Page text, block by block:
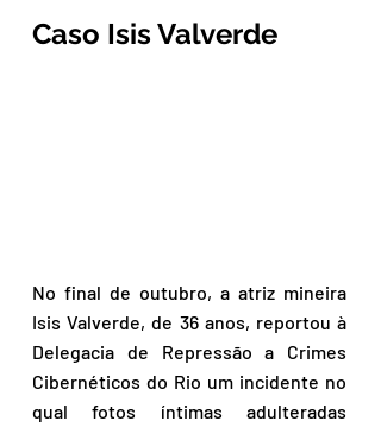
Caso Isis Valverde
No final de outubro, a atriz mineira
Isis Valverde, de 36 anos, reportou à
Delegacia de Repressão a Crimes
Cibernéticos do Rio um incidente no
qual fotos íntimas adulteradas